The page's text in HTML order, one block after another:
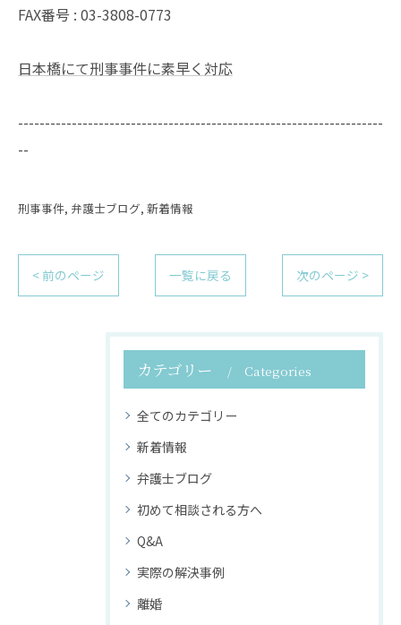
FAX番号 : 03-3808-0773
日本橋にて刑事事件に素早く対応
--------------------------------------------------------------------
--
刑事事件 弁護士ブログ 新着情報
< 前のページ 一覧に戻る 次のページ >
カテゴリー Categories
全てのカテゴリー
新着情報
弁護士ブログ
初めて相談される方へ
Q&A
実際の解決事例
離婚